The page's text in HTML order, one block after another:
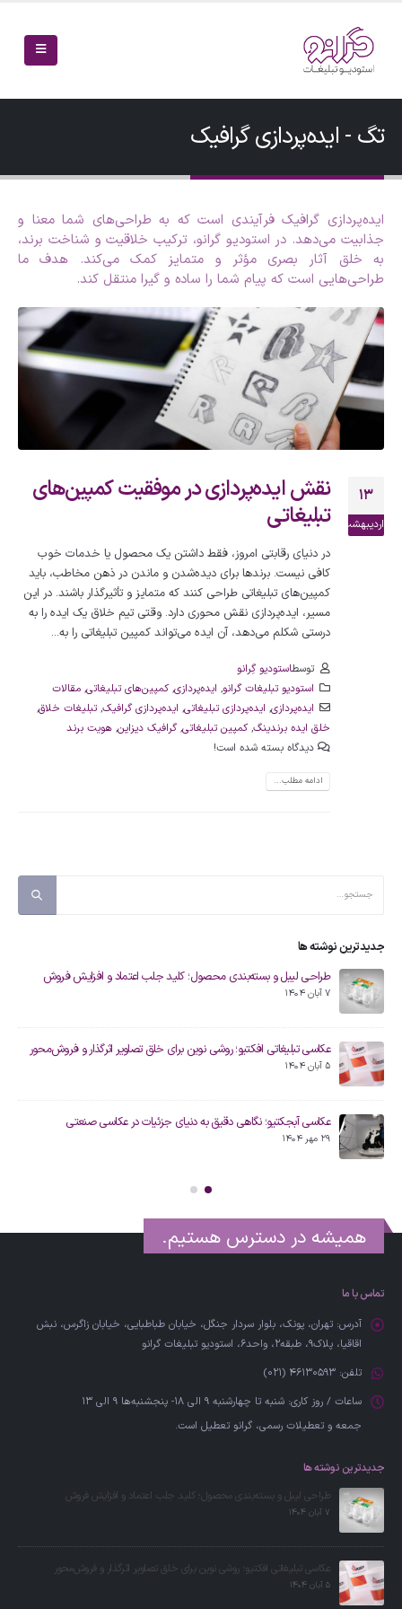
تگ - ایده‌پردازی گرافیک
ایده‌پردازی گرافیک فرآیندی است که به طراحی‌های شما معنا و
جذابیت می‌دهد. در استودیو گرانو، ترکیب خلاقیت و شناخت برند،
به خلق آثار بصری مؤثر و متمایز کمک می‌کند. هدف ما
طراحی‌هایی است که پیام شما را ساده و گیرا منتقل کند.
13
اردیبهشت
نقش ایده‌پردازی در موفقیت کمپین‌های
تبلیغاتی
در دنیای رقابتی امروز، فقط داشتن یک محصول یا خدمات خوب
کافی نیست. برندها برای دیده‌شدن و ماندن در ذهن مخاطب، باید
کمپین‌های تبلیغاتی طراحی کنند که متمایز و تأثیرگذار باشند. در این
مسیر، ایده‌پردازی نقش محوری دارد. وقتی تیم خلاق یک ایده را به
درستی شکلم می‌دهد، آن ایده می‌تواند کمپین تبلیغاتی را به...
توسطاستودیو گِرانو
استودیو تبلیغات گرانو, ایده‌پردازی,کمپین‌های تبلیغاتی, مقالات
ایده‌پردازی, ایده‌پردازی تبلیغاتی, ایده‌پردازی گرافیک,تبلیغات خلاق,
خلق ایده برندینگ,کمپین تبلیغاتی,گرافیک دیزاین, هویت برند
دیدگاه بسته شده است!
ادامه مطلب...
جدیدترین نوشته ها
طراحی لیبل و بسته‌بندی محصول؛ کلید جلب اعتماد و افزایش فروش
7 آبان 1404
عکاسی تبلیغاتی افکتیو؛ روشی نوین برای خلق تصاویر اثرگذار و فروش‌محور
5 آبان 1404
عکاسی آبجکتیو؛ نگاهی دقیق به دنیای جزئیات در عکاسی صنعتی
29 مهر 1404
همیشه در دسترس هستیم.
تماس با ما
آدرس: تهران، پونک، بلوار سردار جنگل، خیابان طباطبایی، خیابان زاگرس، نبش
اقاقیا، پلاک۹، طبقه۲، واحد6، استودیو تبلیغات گرانو
تلفن: 46130593 (021)
ساعات / روز کاری: شنبه تا چهارشنبه 9 الی 18- پنجشنبه‌ها 9 الی 13
جمعه‌ و تعطیلات رسمی، گرانو تعطیل است.
جدیدترین نوشته ها
طراحی لیبل و بسته‌بندی محصول؛ کلید جلب اعتماد و افزایش فروش
7 آبان 1404
عکاسی تبلیغاتی افکتیو؛ روشی نوین برای خلق تصاویر اثرگذار و فروش‌محور
5 آبان 1404